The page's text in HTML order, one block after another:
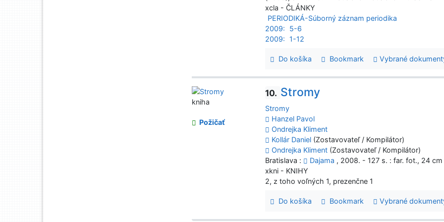
xcla - ČLÁNKY
PERIODIKÁ-Súborný záznam periodika
2009:
5-6
2009:
1-12
Do košíka Bookmark Vybrané
10. Stromy
Stromy
Hanzel Pavol
Ondrejka Kliment
Kollár Daniel (Zostavovateľ / Kompilátor)
Ondrejka Kliment (Zostavovateľ / Kompilátor)
Bratislava :
Dajama , 2008. - 127 s. : far. fot., 24 cm
xkni - KNIHY
2, z toho voľných 1, prezenčne 1
Do košíka Bookmark Vybrané
kniha
Požičať